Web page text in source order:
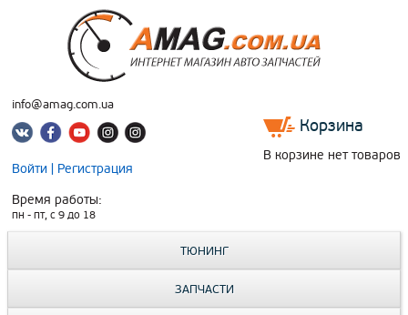
info@amag.com.ua
Войти | Регистрация
Время работы:
пн - пт, c 9 до 18
Корзина
В корзине нет товаров
ТЮНИНГ
ЗАПЧАСТИ